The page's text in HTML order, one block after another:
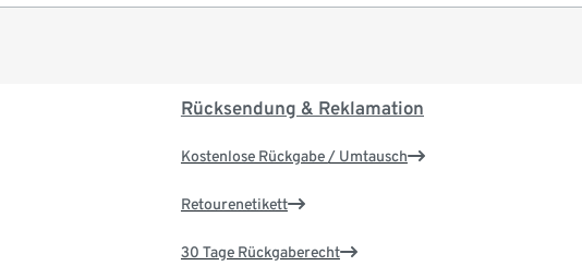
Rücksendung & Reklamation
Kostenlose Rückgabe / Umtausch
Retourenetikett
30 Tage Rückgaberecht